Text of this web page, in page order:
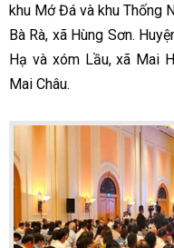
khu Mớ Đá và khu Thống
Bà Rà, xã Hùng Sơn.
Hạ và xóm Lầu, xã Mai
Mai Châu.